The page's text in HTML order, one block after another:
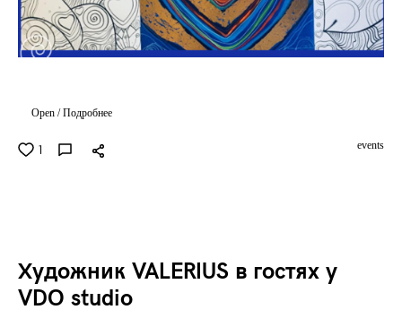
Open / Подробнее
1 events
Художник VALERIUS в гостях у
VDO studio